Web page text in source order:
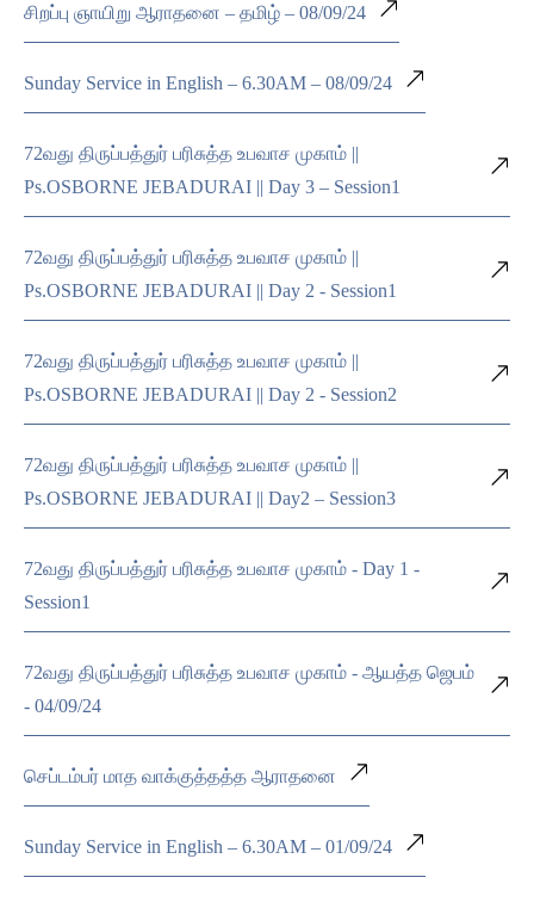
சிறப்பு ஞாயிறு ஆராதனை – தமிழ் – 08/09/24
Sunday Service in English – 6.30AM – 08/09/24
72வது திருப்பத்துர் பரிசுத்த உபவாச முகாம் ||
Ps.OSBORNE JEBADURAI || Day 3 – Session1
72வது திருப்பத்துர் பரிசுத்த உபவாச முகாம் ||
Ps.OSBORNE JEBADURAI || Day 2 - Session1
72வது திருப்பத்துர் பரிசுத்த உபவாச முகாம் ||
Ps.OSBORNE JEBADURAI || Day 2 - Session2
72வது திருப்பத்துர் பரிசுத்த உபவாச முகாம் ||
Ps.OSBORNE JEBADURAI || Day2 – Session3
72வது திருப்பத்துர் பரிசுத்த உபவாச முகாம் - Day 1 -
Session1
72வது திருப்பத்துர் பரிசுத்த உபவாச முகாம் - ஆயத்த ஜெபம்
- 04/09/24
செப்டம்பர் மாத வாக்குத்தத்த ஆராதனை
Sunday Service in English – 6.30AM – 01/09/24